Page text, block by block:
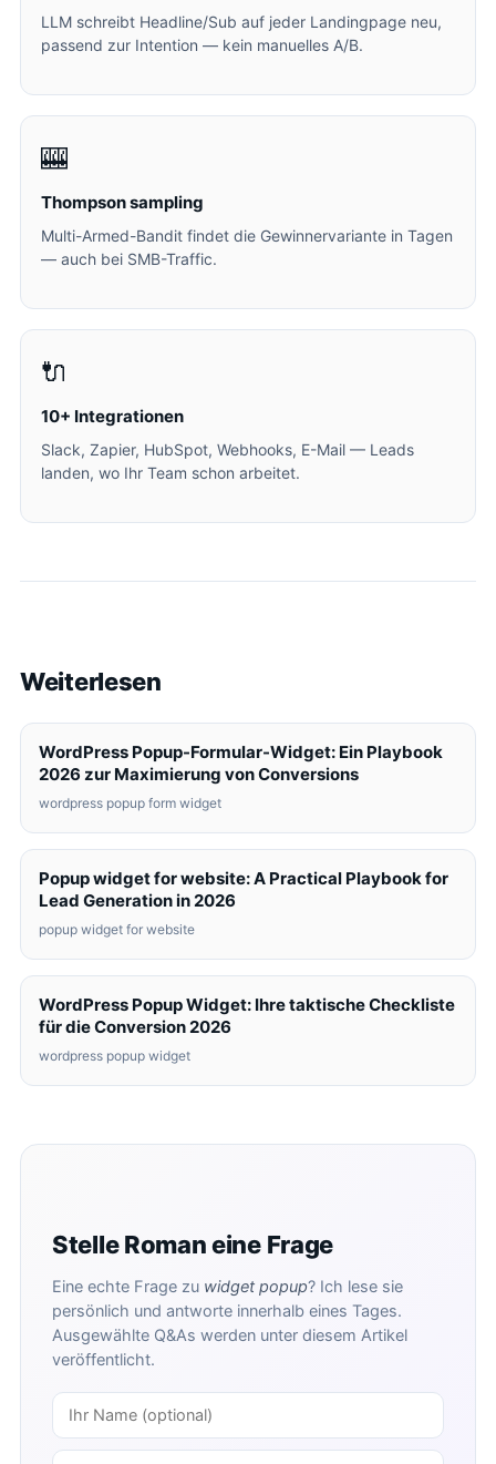
LLM schreibt Headline/Sub auf jeder Landingpage neu,
passend zur Intention — kein manuelles A/B.
🎰
Thompson sampling
Multi-Armed-Bandit findet die Gewinnervariante in Tagen
— auch bei SMB-Traffic.
🔌
10+ Integrationen
Slack, Zapier, HubSpot, Webhooks, E-Mail — Leads
landen, wo Ihr Team schon arbeitet.
Weiterlesen
WordPress Popup-Formular-Widget: Ein Playbook
2026 zur Maximierung von Conversions
wordpress popup form widget
Popup widget for website: A Practical Playbook for
Lead Generation in 2026
popup widget for website
WordPress Popup Widget: Ihre taktische Checkliste
für die Conversion 2026
wordpress popup widget
Stelle Roman eine Frage
Eine echte Frage zu widget popup? Ich lese sie
persönlich und antworte innerhalb eines Tages.
Ausgewählte Q&As werden unter diesem Artikel
veröffentlicht.